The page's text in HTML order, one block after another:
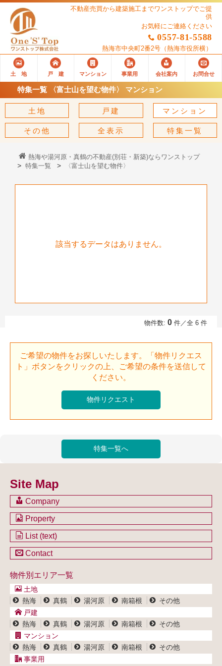
不動産売買から建築施工までワンストップでご提
供
お気軽にご連絡ください
0557-81-5588
熱海市中央町2番2号 （熱海市役所横）
土 地 戸 建 マンション 事業用 会社案内 お問合せ
特集一覧 〈富士山を望む物件〉 マンション
土地 戸建 マンション
その他 全表示 特集一覧
熱海や湯河原・真鶴の不動産(別荘・新築)ならワンストップ
特集一覧
〈富士山を望む物件〉
該当するデータはありません。
物件数: 0 件／全 6 件
ご希望の物件をお探しいたします。「物件リクエス
ト」ボタンをクリックの上、ご希望の条件を送信して
ください。
Site Map
Company
会社のご案内
不動産を売却したい方
不動産買取システム
Property
土地一覧
マンション一覧
事業用物件一覧
List (text)
土地一覧
マンション一覧
事業用物件一覧
Contact
ブログ
プライバシーポリシー
サイトポリシー
物件別エリア一覧
土地
熱海
真鶴 湯河原 南箱根
その他
戸建
熱海
真鶴 湯河原 南箱根
その他
マンション
熱海
真鶴 湯河原 南箱根
その他
事業用